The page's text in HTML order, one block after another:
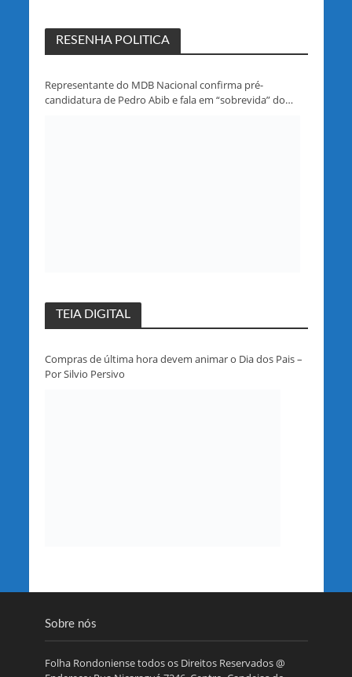
RESENHA POLITICA
Representante do MDB Nacional confirma pré-
candidatura de Pedro Abib e fala em “sobrevida” do
TEIA DIGITAL
Compras de última hora devem animar o Dia dos Pais –
Por Silvio Persivo
Sobre nós
Folha Rondoniense todos os Direitos Reservados @